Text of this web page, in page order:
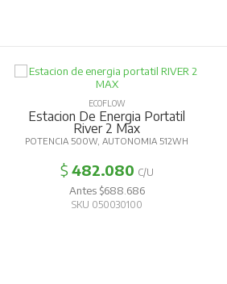
ECOFLOW
Estacion De Energia Portatil
River 2 Max
POTENCIA 500W, AUTONOMIA 512WH
$ 482.080 C/U
Antes $688.686
SKU 050030100